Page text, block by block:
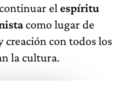
el espíritu
como lugar de
creación con todos los
la cultura.